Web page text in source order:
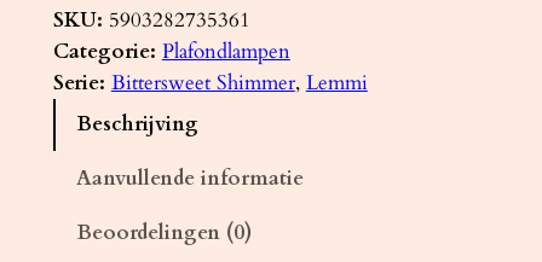
a
f
o
SKU: 5903282735361
Categorie: Plafondlampen
Serie: Bittersweet Shimmer, Lemmi
Beschrijving
Aanvullende informatie
Beoordelingen (0)